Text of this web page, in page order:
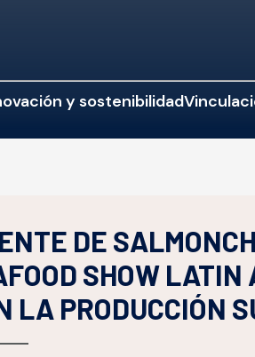
y sostenibilidad
DE
SHOW LATIN
LA PRODUCCIÓN